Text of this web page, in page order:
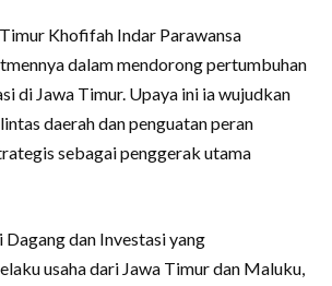
Khofifah Indar Parawansa
dalam mendorong pertumbuhan
di Jawa Timur. Upaya ini ia wujudkan
daerah dan penguatan peran
sebagai penggerak utama
dan Investasi yang
usaha dari Jawa Timur dan Maluku,